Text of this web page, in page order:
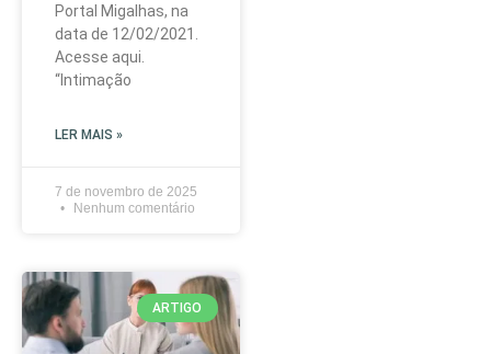
Portal Migalhas, na
data de 12/02/2021.
Acesse aqui.
“Intimação
LER MAIS »
7 de novembro de 2025
Nenhum comentário
ARTIGO